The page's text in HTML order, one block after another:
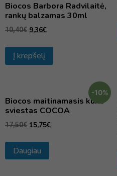
Biocos Barbora Radvilaitė,
rankų balzamas 30ml
10,40€ 9,36€
Į krepšelį
-10%
Biocos maitinamasis kūno
sviestas COCOA
17,50€ 15,75€
Daugiau